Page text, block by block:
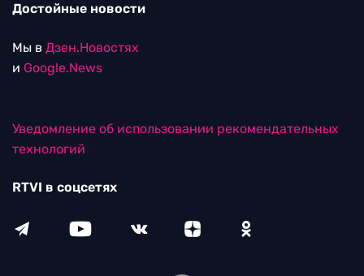
Достойные новости
Мы в Дзен.Новостях
и Google.News
Уведомление об использовании рекомендательных
технологий
RTVI в соцсетях